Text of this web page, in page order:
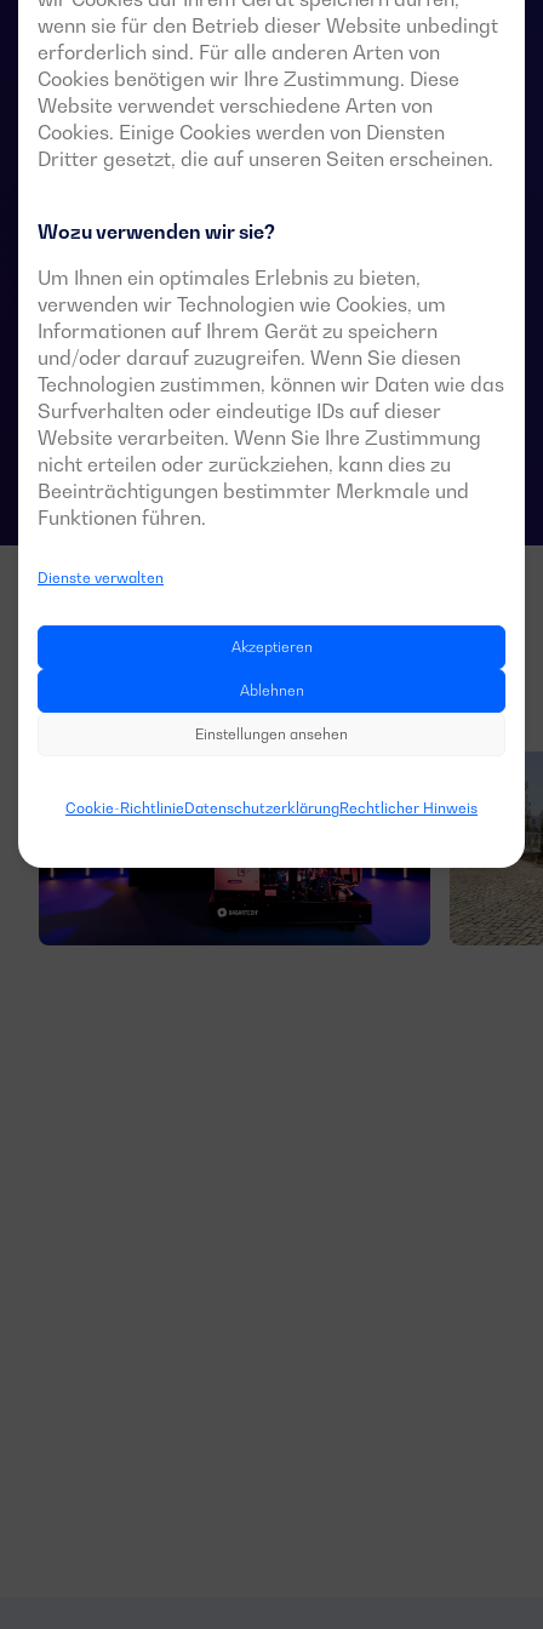
wenn sie für den Betrieb dieser Website unbedingt
erforderlich sind. Für alle anderen Arten von
Cookies benötigen wir Ihre Zustimmung. Diese
Website verwendet verschiedene Arten von
Cookies. Einige Cookies werden von Diensten
Dritter gesetzt, die auf unseren Seiten erscheinen.
Wozu verwenden wir sie?
Um Ihnen ein optimales Erlebnis zu bieten,
verwenden wir Technologien wie Cookies, um
Informationen auf Ihrem Gerät zu speichern
und/oder darauf zuzugreifen. Wenn Sie diesen
Technologien zustimmen, können wir Daten wie das
Surfverhalten oder eindeutige IDs auf dieser
Website verarbeiten. Wenn Sie Ihre Zustimmung
nicht erteilen oder zurückziehen, kann dies zu
Beeinträchtigungen bestimmter Merkmale und
Funktionen führen.
Dienste verwalten
Akzeptieren
Ablehnen
Einstellungen ansehen
Cookie-RichtlinieDatenschutzerklärungRechtlicher Hinweis
Unterbrechung. Sie ermöglichen die Lastumschaltung
von zwei Drehstromquellen über potentialfreie
Fernkontakte von einer externen automatischen
Steuerung mit Impulslogik oder einem Schalter.
Sie sind für den Einsatz in Niederspannungs-
kurze Unterbrechung der Stromversorgung der Last
während der Umschaltung akzeptabel ist.
Technische Datenblätter für Umschalter